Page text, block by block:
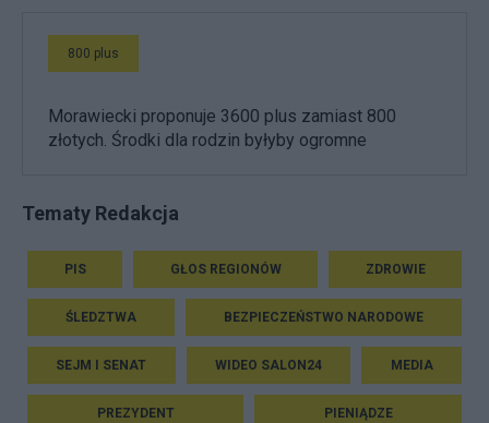
800 plus
Morawiecki proponuje 3600 plus zamiast 800
złotych. Środki dla rodzin byłyby ogromne
Tematy Redakcja
PIS GŁOS REGIONÓW ZDROWIE
ŚLEDZTWA BEZPIECZEŃSTWO NARODOWE
SEJM I SENAT WIDEO SALON24 MEDIA
PREZYDENT PIENIĄDZE